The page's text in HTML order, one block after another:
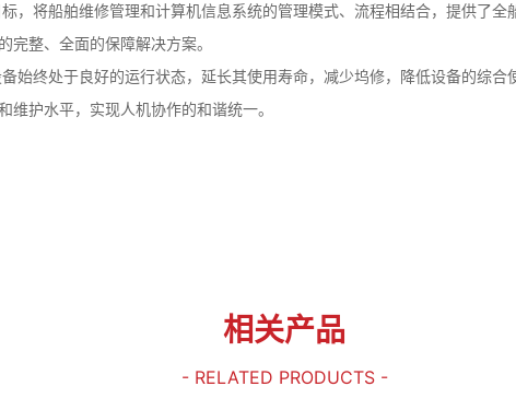
，将船舶维修管理和计算机信息系统的管理模式、流程相结合，提供了全
完整、全面的保障解决方案。
始终处于良好的运行状态，延长其使用寿命，减少坞修，降低设备的综
护水平，实现人机协作的和谐统一。
相关产品
- RELATED PRODUCTS -